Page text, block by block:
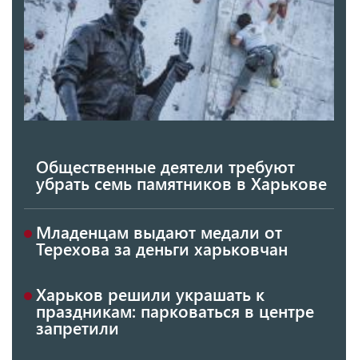
Общественные деятели требуют
убрать семь памятников в Харькове
Младенцам выдают медали от
Терехова за деньги харьковчан
Харьков решили украшать к
праздникам: парковаться в центре
запретили